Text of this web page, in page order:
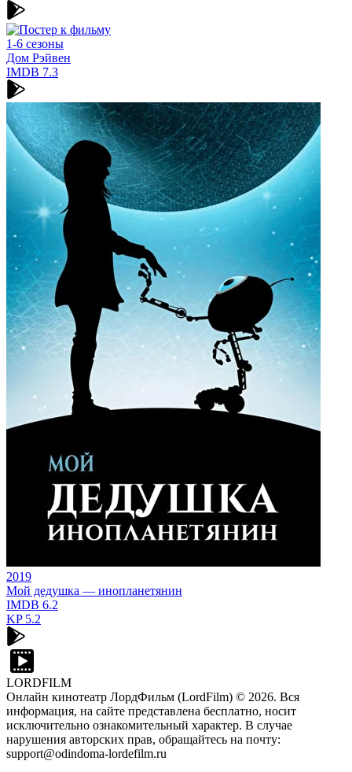
1-6 сезоны
Дом Рэйвен
IMDB 7.3
2019
Мой дедушка — инопланетянин
IMDB 6.2
KP5.2
LORDFILM
Онлайн кинотеатр ЛордФильм (LordFilm) © 2026. Вся
информация, на сайте представлена бесплатно, носит
исключительно ознакомительный характер. В случае
нарушения авторских прав, обращайтесь на почту:
support@odindoma-lordefilm.ru